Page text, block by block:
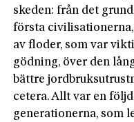
skeden: från det
första
av floder, som var
gödning, över den
bättre
cetera. Allt var en
generationerna, som